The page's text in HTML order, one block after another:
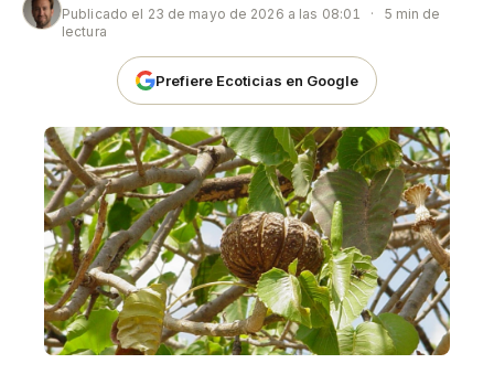
Publicado el 23 de mayo de 2026 a las 08:01 ·
5 min de
lectura
Prefiere Ecoticias en Google